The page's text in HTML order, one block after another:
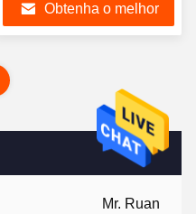
Mr. Ruan
variávelObtenha o melhor